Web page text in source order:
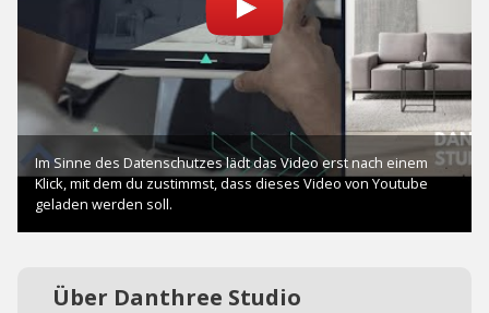
Über Danthree Studio